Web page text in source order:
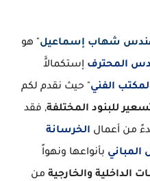
شهاب إسماعيل" هو
المحترف إستكمالاًَ
الفني" حيث نقدم لكم
للبنود المختلفة, فقد
من أعمال الخرسانة
المباني بأنواعها ونهواً
الداخلية والخارجية من